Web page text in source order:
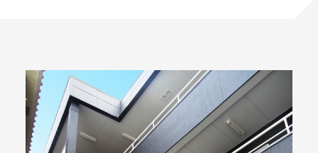
会社情報
代表メッセージ